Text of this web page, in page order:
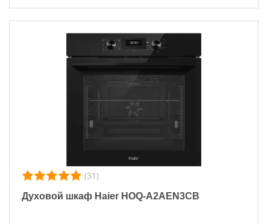
(31)
Духовой шкаф Haier HOQ-A2AEN3CB